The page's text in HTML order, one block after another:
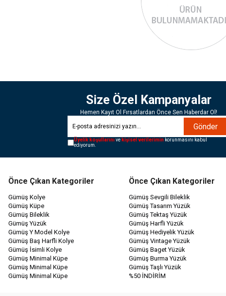
Size Özel Kampanyalar
Hemen Kayıt Ol Fırsatlardan Önce Sen Haberdar Ol!
Gönder
Üyelik koşullarınıve kişisel verileriminkorunmasını kabul
ediyorum.
Önce Çıkan Kategoriler
Gümüş Kolye
Gümüş Küpe
Gümüş Bileklik
Gümüş Yüzük
Gümüş Y Model Kolye
Gümüş Baş Harfli Kolye
Gümüş İsimli Kolye
Gümüş Minimal Küpe
Gümüş Minimal Küpe
Gümüş Minimal Küpe
Önce Çıkan Kategoriler
Gümüş Sevgili Bileklik
Gümüş Tasarım Yüzük
Gümüş Tektaş Yüzük
Gümüş Harfli Yüzük
Gümüş Hediyelik Yüzük
Gümüş Vintage Yüzük
Gümüş Baget Yüzük
Gümüş Burma Yüzük
Gümüş Taşlı Yüzük
%50 İNDİRİM